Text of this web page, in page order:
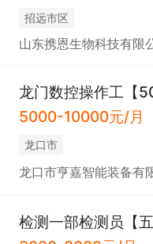
招远市区
山东携恩生物科技有限
龙门数控操作工【
5000-10000元/月
龙口市
龙口市亨嘉智能装备有
检测一部检测员【